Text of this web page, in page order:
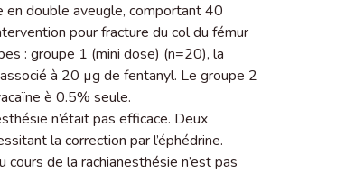
en double aveugle, comportant 40
pour fracture du col du fémur
: groupe 1 (mini dose) (n=20), la
à 20 µg de fentanyl. Le groupe 2
è 0.5% seule.
n’était pas efficace. Deux
la correction par l’éphédrine.
de la rachianesthésie n’est pas